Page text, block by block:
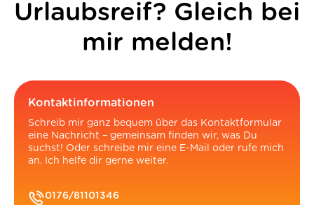
Urlaubsreif? Gleich bei
mir melden!
Kontaktinformationen
Schreib mir ganz bequem über das Kontaktformular
eine Nachricht – gemeinsam finden wir, was Du
suchst! Oder schreibe mir eine E-Mail oder rufe mich
an. Ich helfe dir gerne weiter.
0176/81101346